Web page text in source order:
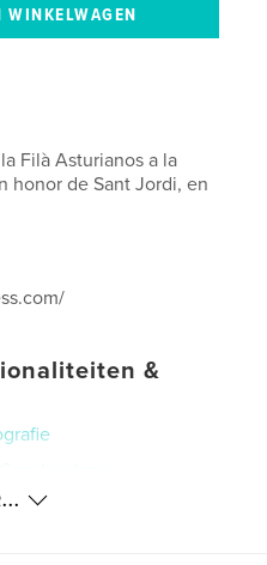
Filà Asturianos a la
honor de Sant Jordi, en
&